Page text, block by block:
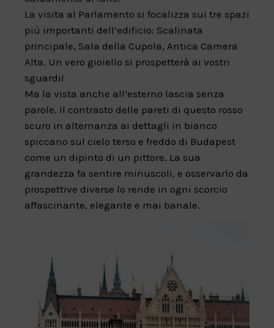
La visita al Parlamento si focalizza sui tre spazi
più importanti dell’edificio: Scalinata
principale, Sala della Cupola, Antica Camera
Alta. Un vero gioiello si prospetterà ai vostri
sguardi!
Ma la vista anche all’esterno lascia senza
parole. Il contrasto delle pareti di questo rosso
scuro in alternanza ai dettagli in bianco
spiccano sul cielo terso e freddo di Budapest
come un dipinto di un pittore. La sua
grandezza fa sentire minuscoli, e osservarlo da
prospettive diverse lo rende in ogni scorcio
affascinante, elegante e mai banale.